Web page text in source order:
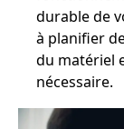
durable de
à planifier
du matériel
nécessaire.